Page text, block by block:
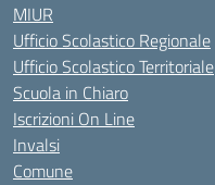
MIUR
Ufficio Scolastico Regionale
Ufficio Scolastico Territoriale
Scuola in Chiaro
Iscrizioni On Line
Invalsi
Comune